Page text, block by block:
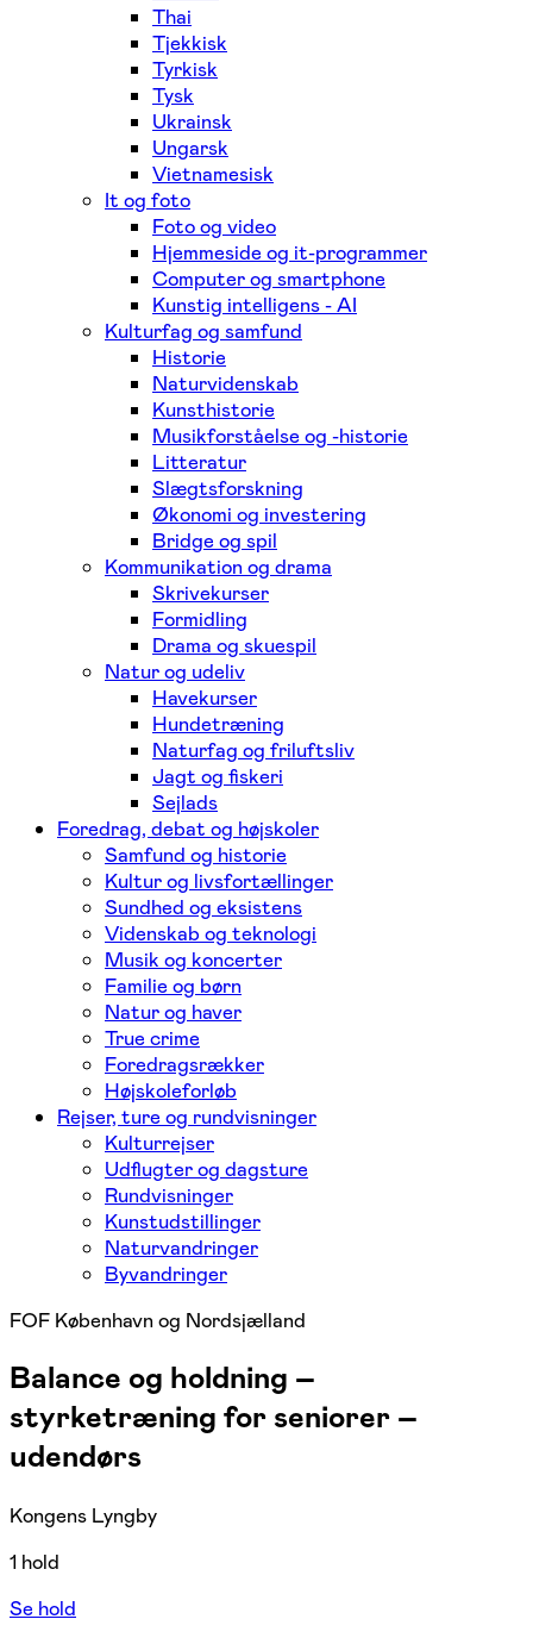
Thai
Tjekkisk
Tyrkisk
Tysk
Ukrainsk
Ungarsk
Vietnamesisk
It og foto
Foto og video
Hjemmeside og it-programmer
Computer og smartphone
Kunstig intelligens - AI
Kulturfag og samfund
Historie
Naturvidenskab
Kunsthistorie
Musikforståelse og -historie
Litteratur
Slægtsforskning
Økonomi og investering
Bridge og spil
Kommunikation og drama
Skrivekurser
Formidling
Drama og skuespil
Natur og udeliv
Havekurser
Hundetræning
Naturfag og friluftsliv
Jagt og fiskeri
Sejlads
Foredrag, debat og højskoler
Samfund og historie
Kultur og livsfortællinger
Sundhed og eksistens
Videnskab og teknologi
Musik og koncerter
Familie og børn
Natur og haver
True crime
Foredragsrækker
Højskoleforløb
Rejser, ture og rundvisninger
Kulturrejser
Udflugter og dagsture
Rundvisninger
Kunstudstillinger
Naturvandringer
Byvandringer
FOF København og Nordsjælland
Balance og holdning –
styrketræning for seniorer –
udendørs
Kongens Lyngby
1 hold
Se hold